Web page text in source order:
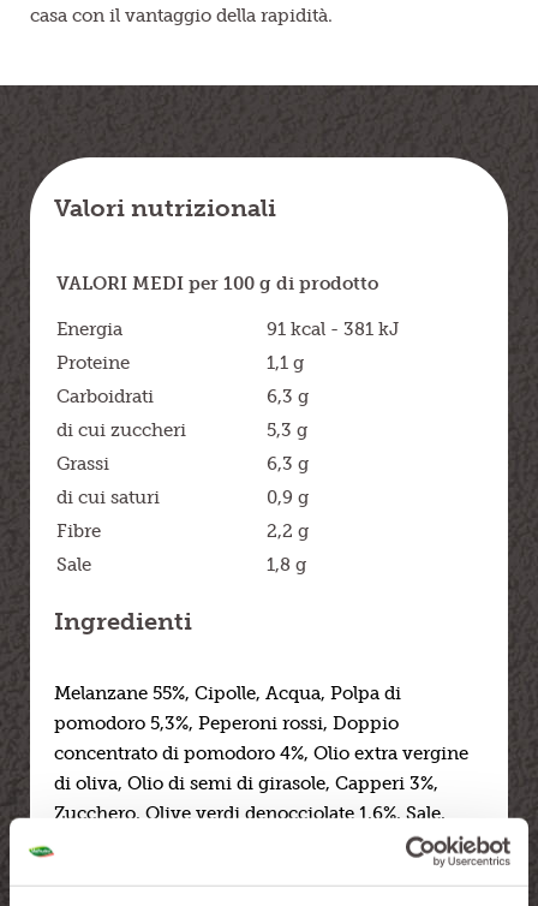
casa con il vantaggio della rapidità.
Valori nutrizionali
VALORI MEDI per 100 g di prodotto
Energia
91 kcal - 381 kJ
Proteine
1,1 g
Carboidrati
6,3 g
di cui zuccheri
5,3 g
Grassi
6,3 g
di cui saturi
0,9 g
Fibre
2,2 g
Sale
1,8 g
Ingredienti
Melanzane 55%, Cipolle, Acqua, Polpa di
pomodoro 5,3%, Peperoni rossi, Doppio
concentrato di pomodoro 4%, Olio extra vergine
di oliva, Olio di semi di girasole, Capperi 3%,
Zucchero, Olive verdi denocciolate 1,6%, Sale,
Gamma disponbile